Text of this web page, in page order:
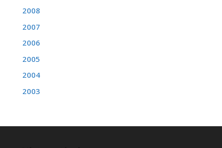
2008
2007
2006
2005
2004
2003